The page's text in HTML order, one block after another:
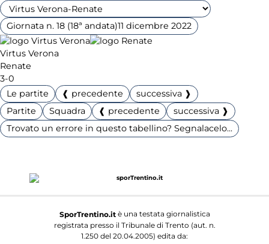
Giornata n. 18 (18ª andata)11 dicembre 2022
Virtus Verona
Renate
3-0
Le partite
❰ precedente
successiva ❱
Partite
Squadra ❰ precedente
successiva ❱
Trovato un errore in questo tabellino? Segnalacelo...
SporTrentino.itè una testata giornalistica
registrata presso il Tribunale di Trento (aut. n.
1.250 del 20.04.2005) edita da: